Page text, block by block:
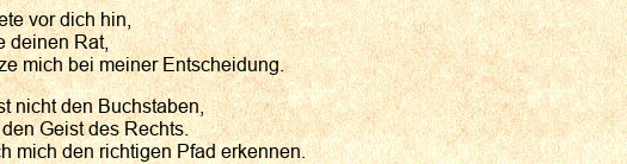
vor dich hin,
deinen Rat,
mich bei meiner Entscheidung.
nicht den Buchstaben,
Geist des Rechts.
mich den richtigen Pfad erkennen.